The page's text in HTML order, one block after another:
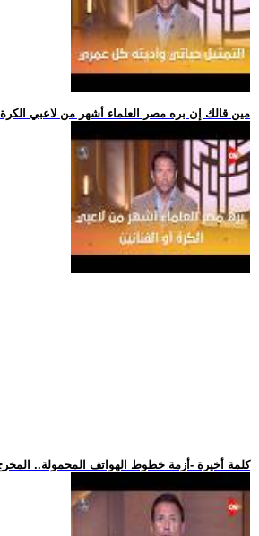
.. مين قالك إن بره مصر العلماء أشهر من لاعبي الكرة
.. كلمة أخيرة -أزمة خطوط الهواتف المحمولة..